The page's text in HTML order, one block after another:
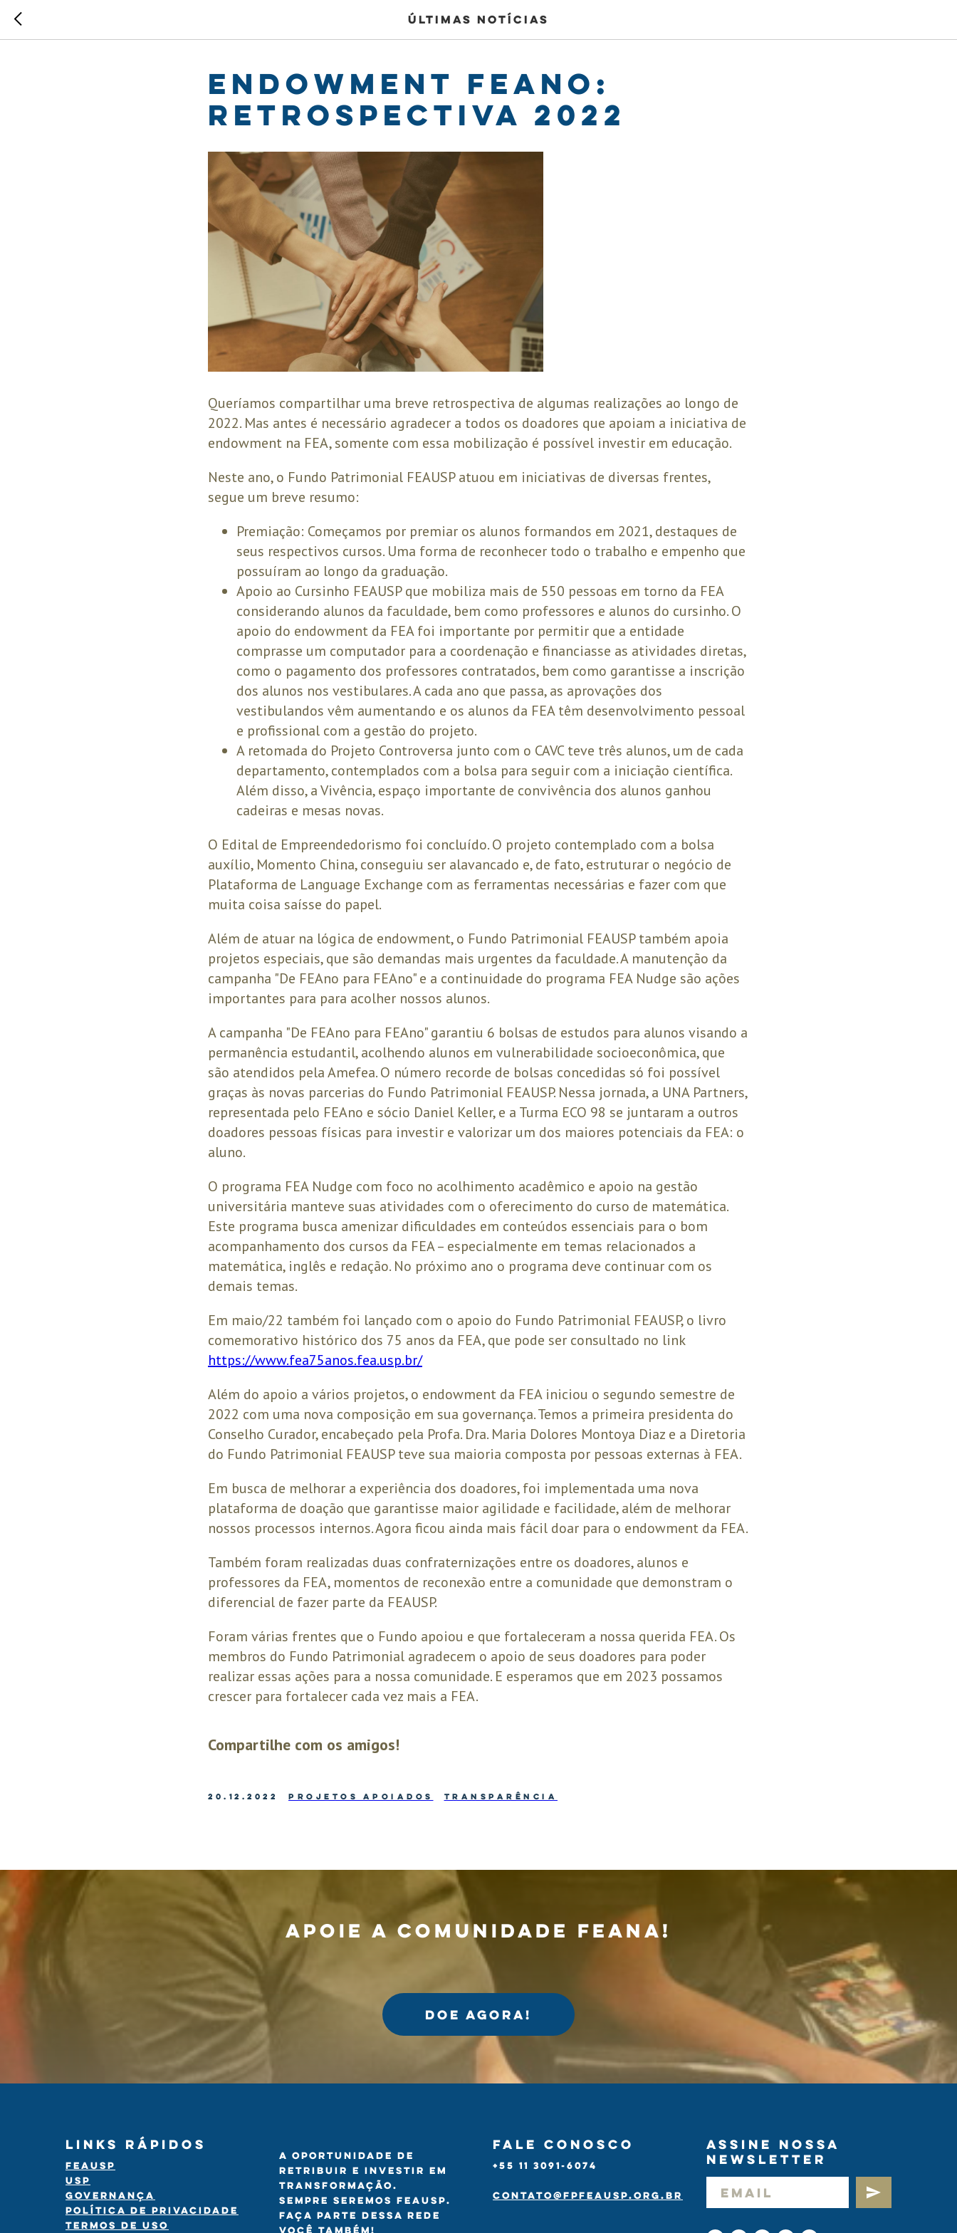
Últimas notícias
Endowment FEAno:
retrospectiva 2022
Queríamos compartilhar uma breve retrospectiva de algumas realizações ao longo de
2022. Mas antes é necessário agradecer a todos os doadores que apoiam a iniciativa de
endowment na FEA, somente com essa mobilização é possível investir em educação.
Neste ano, o Fundo Patrimonial FEAUSP atuou em iniciativas de diversas frentes,
segue um breve resumo:
Premiação: Começamos por premiar os alunos formandos em 2021, destaques de
seus respectivos cursos. Uma forma de reconhecer todo o trabalho e empenho que
possuíram ao longo da graduação.
Apoio ao Cursinho FEAUSP que mobiliza mais de 550 pessoas em torno da FEA
considerando alunos da faculdade, bem como professores e alunos do cursinho. O
apoio do endowment da FEA foi importante por permitir que a entidade
comprasse um computador para a coordenação e financiasse as atividades diretas,
como o pagamento dos professores contratados, bem como garantisse a inscrição
dos alunos nos vestibulares. A cada ano que passa, as aprovações dos
vestibulandos vêm aumentando e os alunos da FEA têm desenvolvimento pessoal
e profissional com a gestão do projeto.
A retomada do Projeto Controversa junto com o CAVC teve três alunos, um de cada
departamento, contemplados com a bolsa para seguir com a iniciação científica.
Além disso, a Vivência, espaço importante de convivência dos alunos ganhou
cadeiras e mesas novas.
O Edital de Empreendedorismo foi concluído. O projeto contemplado com a bolsa
auxílio, Momento China, conseguiu ser alavancado e, de fato, estruturar o negócio de
Plataforma de Language Exchange com as ferramentas necessárias e fazer com que
muita coisa saísse do papel.
Além de atuar na lógica de endowment, o Fundo Patrimonial FEAUSP também apoia
projetos especiais, que são demandas mais urgentes da faculdade. A manutenção da
campanha "De FEAno para FEAno" e a continuidade do programa FEA Nudge são ações
importantes para para acolher nossos alunos.
A campanha "De FEAno para FEAno" garantiu 6 bolsas de estudos para alunos visando a
permanência estudantil, acolhendo alunos em vulnerabilidade socioeconômica, que
são atendidos pela Amefea. O número recorde de bolsas concedidas só foi possível
graças às novas parcerias do Fundo Patrimonial FEAUSP. Nessa jornada, a UNA Partners,
representada pelo FEAno e sócio Daniel Keller, e a Turma ECO 98 se juntaram a outros
doadores pessoas físicas para investir e valorizar um dos maiores potenciais da FEA: o
aluno.
O programa FEA Nudge com foco no acolhimento acadêmico e apoio na gestão
universitária manteve suas atividades com o oferecimento do curso de matemática.
Este programa busca amenizar dificuldades em conteúdos essenciais para o bom
acompanhamento dos cursos da FEA – especialmente em temas relacionados a
matemática, inglês e redação. No próximo ano o programa deve continuar com os
demais temas.
Em maio/22 também foi lançado com o apoio do Fundo Patrimonial FEAUSP, o livro
comemorativo histórico dos 75 anos da FEA, que pode ser consultado no link
https://www.fea75anos.fea.usp.br/
Além do apoio a vários projetos, o endowment da FEA iniciou o segundo semestre de
2022 com uma nova composição em sua governança. Temos a primeira presidenta do
Conselho Curador, encabeçado pela Profa. Dra. Maria Dolores Montoya Diaz e a Diretoria
do Fundo Patrimonial FEAUSP teve sua maioria composta por pessoas externas à FEA.
Em busca de melhorar a experiência dos doadores, foi implementada uma nova
plataforma de doação que garantisse maior agilidade e facilidade, além de melhorar
nossos processos internos. Agora ficou ainda mais fácil doar para o endowment da FEA.
Também foram realizadas duas confraternizações entre os doadores, alunos e
professores da FEA, momentos de reconexão entre a comunidade que demonstram o
diferencial de fazer parte da FEAUSP.
Foram várias frentes que o Fundo apoiou e que fortaleceram a nossa querida FEA. Os
membros do Fundo Patrimonial agradecem o apoio de seus doadores para poder
realizar essas ações para a nossa comunidade. E esperamos que em 2023 possamos
crescer para fortalecer cada vez mais a FEA.
Compartilhe com os amigos!
20.12.2022 PROJETOS APOIADOS TRANSPARÊNCIA
apoie a comunidade feana!
DOE AGORA!
LInks rápidos
FEAUSP
USP
Governança
Política de Privacidade
termos de uso
A oportunidade de
retribuir e investir em
transformação.
Sempre seremos FEAUSP.
Faça parte dessa rede
você também!
Fale conosco
+55 11 3091-6074
contato@fpfeausp.org.br
Assine nossa
newsletter